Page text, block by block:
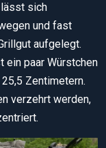
sich
und fast
aufgelegt.
ein paar Würstchen
Zentimetern.
verzehrt werden,